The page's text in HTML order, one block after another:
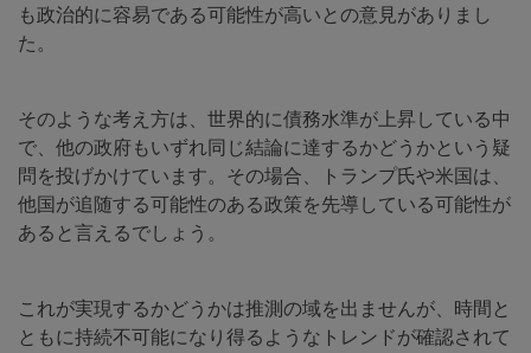
も政治的に容易である可能性が高いとの意見がありまし
た。
そのような考え方は、世界的に債務水準が上昇している中
で、他の政府もいずれ同じ結論に達するかどうかという疑
問を投げかけています。その場合、トランプ氏や米国は、
他国が追随する可能性のある政策を先導している可能性が
あると言えるでしょう。
これが実現するかどうかは推測の域を出ませんが、時間と
ともに持続不可能になり得るようなトレンドが確認されて